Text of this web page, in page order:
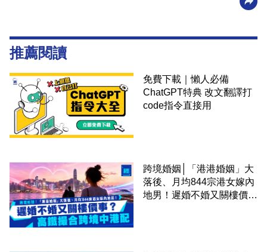
推薦閱讀
免費下載｜懶人必備
ChatGPT特典 改文翻譯打
code指令直接用
跨境婚姻│「港港婚姻」大
落後、月均844宗港女嫁內
地男！遲婚不婚又關樓價